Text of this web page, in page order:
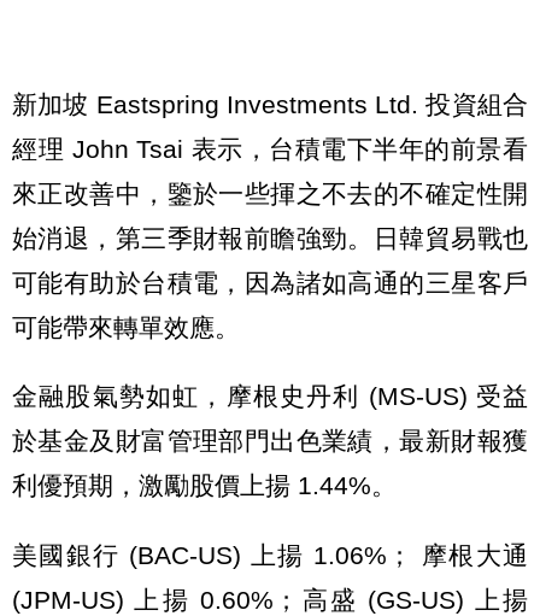
新加坡 Eastspring Investments Ltd. 投資組合
經理 John Tsai 表示，台積電下半年的前景看
來正改善中，鑒於一些揮之不去的不確定性開
始消退，第三季財報前瞻強勁。日韓貿易戰也
可能有助於台積電，因為諸如高通的三星客戶
可能帶來轉單效應。
金融股氣勢如虹，摩根史丹利 (MS-US) 受益
於基金及財富管理部門出色業績，最新財報獲
利優預期，激勵股價上揚 1.44%。
美國銀行 (BAC-US) 上揚 1.06%； 摩根大通
(JPM-US) 上揚 0.60%；高盛 (GS-US) 上揚